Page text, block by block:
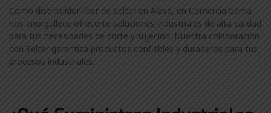
Como distribuidor líder de Selter en Alava, en ComercialGama
nos enorgullece ofrecerte soluciones industriales de alta calidad
para tus necesidades de corte y sujeción. Nuestra colaboración
con Selter garantiza productos confiables y duraderos para tus
procesos industriales.